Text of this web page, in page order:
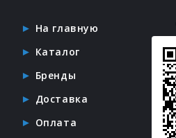
На главную
Каталог
Бренды
Доставка
Оплата